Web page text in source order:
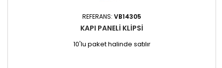
REFERANS: VB14305
KAPI PANELI KLIPSI
10'lu paket halinde satılır